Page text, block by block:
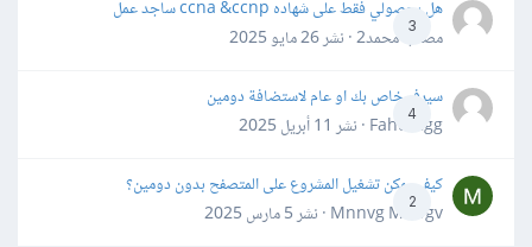
3
هل بحصولي فقط على شهاده ccna &ccnp ساجد عمل
مصعب محمد2 · نشر
26 مايو 2025
4
سيرفر خاص بك او عام لاستضافة دومين
Fahd Ggg · نشر
11 أبريل 2025
2
كيف يمكن تشغيل المشروع على المتصفح بدون دومين؟
Mnnvg Mnbgv · نشر
5 مارس 2025